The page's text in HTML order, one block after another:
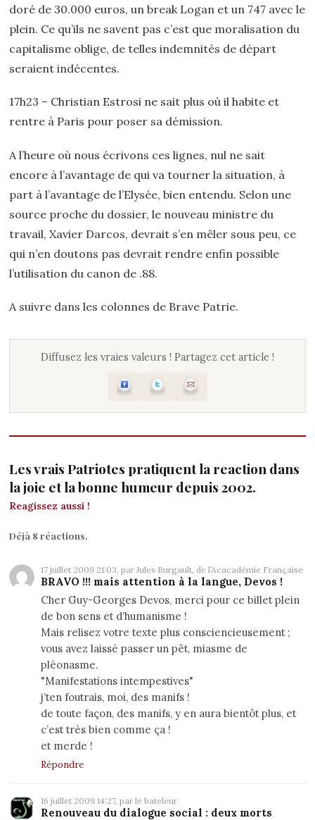
doré de 30.000 euros, un break Logan et un 747 avec le
plein. Ce qu’ils ne savent pas c’est que moralisation du
capitalisme oblige, de telles indemnités de départ
seraient indécentes.
17h23 – Christian Estrosi ne sait plus où il habite et
rentre à Paris pour poser sa démission.
A l’heure où nous écrivons ces lignes, nul ne sait
encore à l’avantage de qui va tourner la situation, à
part à l’avantage de l’Elysée, bien entendu. Selon une
source proche du dossier, le nouveau ministre du
travail, Xavier Darcos, devrait s’en mêler sous peu, ce
qui n’en doutons pas devrait rendre enfin possible
l’utilisation du canon de .88.
A suivre dans les colonnes de Brave Patrie.
Diffusez les vraies valeurs ! Partagez cet article !
Les vrais Patriotes pratiquent la reaction dans
la joie et la bonne humeur depuis 2002.
Reagissez aussi !
Déjà 8 réactions.
17 juillet 2009 21:03, par Jules Burgault, de l’Acacadémie Française
BRAVO !!! mais attention à la langue, Devos !
Cher Guy-Georges Devos, merci pour ce billet plein
de bon sens et d’humanisme !
Mais relisez votre texte plus consciencieusement ;
vous avez laissé passer un pêt, miasme de
pléonasme.
"Manifestations intempestives"
j’ten foutrais, moi, des manifs !
de toute façon, des manifs, y en aura bientôt plus, et
c’est très bien comme ça !
et merde !
Répondre
16 juillet 2009 14:27, par le bateleur
Renouveau du dialogue social : deux morts